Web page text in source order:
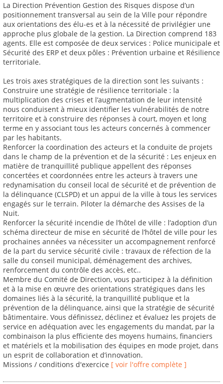
La Direction Prévention Gestion des Risques dispose d’un
positionnement transversal au sein de la Ville pour répondre
aux orientations des élu-es et à la nécessité de privilégier une
approche plus globale de la gestion. La Direction comprend 183
agents. Elle est composée de deux services : Police municipale et
Sécurité des ERP et deux pôles : Prévention urbaine et Résilience
territoriale.
Les trois axes stratégiques de la direction sont les suivants :
Construire une stratégie de résilience territoriale : la
multiplication des crises et l’augmentation de leur intensité
nous conduisent à mieux identifier les vulnérabilités de notre
territoire et à construire des réponses à court, moyen et long
terme en y associant tous les acteurs concernés à commencer
par les habitants.
Renforcer la coordination des acteurs et la conduite de projets
dans le champ de la prévention et de la sécurité : Les enjeux en
matière de tranquillité publique appellent des réponses
concertées et coordonnées entre les acteurs à travers une
redynamisation du conseil local de sécurité et de prévention de
la délinquance (CLSPD) et un appui de la ville à tous les services
engagés sur le terrain. Piloter la démarche des Assises de la
Nuit.
Renforcer la sécurité incendie de l’hôtel de ville : l’adoption d’un
schéma directeur de mise en sécurité de l’hôtel de ville pour les
prochaines années va nécessiter un accompagnement renforcé
de la part du service sécurité civile : travaux de réfection de la
salle du conseil municipal, déménagement des archives,
renforcement du contrôle des accès, etc..
Membre du Comité de Direction, vous participez à la définition
et à la mise en œuvre des orientations stratégiques dans les
domaines liés à la sécurité, la tranquillité publique et la
prévention de la délinquance, ainsi que la stratégie de sécurité
bâtimentaire. Vous définissez, déclinez et évaluez les projets de
service en adéquation avec les engagements du mandat, par la
combinaison la plus efficiente des moyens humains, financiers
et matériels et la mobilisation des équipes en mode projet, dans
un esprit de collaboration et d’innovation.
Missions / conditions d'exercice [ voir l'offre complète ]